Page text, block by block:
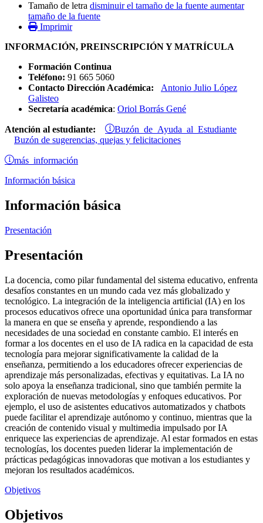
Tamaño de letra disminuir el tamaño de la fuente aumentar
tamaño de la fuente
Imprimir
INFORMACIÓN, PREINSCRIPCIÓN Y MATRÍCULA
Formación Continua
Teléfono: 91 665 5060
Contacto Dirección Académica: Antonio Julio López
Galisteo
Secretaría académica: Oriol Borrás Gené
Atención al estudiante: Buzón de Ayuda al Estudiante
Buzón de sugerencias, quejas y felicitaciones
más información
Información básica
Información básica
Presentación
Presentación
La docencia, como pilar fundamental del sistema educativo, enfrenta
desafíos constantes en un mundo cada vez más globalizado y
tecnológico. La integración de la inteligencia artificial (IA) en los
procesos educativos ofrece una oportunidad única para transformar
la manera en que se enseña y aprende, respondiendo a las
necesidades de una sociedad en constante cambio. El interés en
formar a los docentes en el uso de IA radica en la capacidad de esta
tecnología para mejorar significativamente la calidad de la
enseñanza, permitiendo a los educadores ofrecer experiencias de
aprendizaje más personalizadas, efectivas y equitativas. La IA no
solo apoya la enseñanza tradicional, sino que también permite la
exploración de nuevas metodologías y enfoques educativos. Por
ejemplo, el uso de asistentes educativos automatizados y chatbots
puede facilitar el aprendizaje autónomo y continuo, mientras que la
creación de contenido visual y multimedia impulsado por IA
enriquece las experiencias de aprendizaje. Al estar formados en estas
tecnologías, los docentes pueden liderar la implementación de
prácticas pedagógicas innovadoras que motivan a los estudiantes y
mejoran los resultados académicos.
Objetivos
Objetivos